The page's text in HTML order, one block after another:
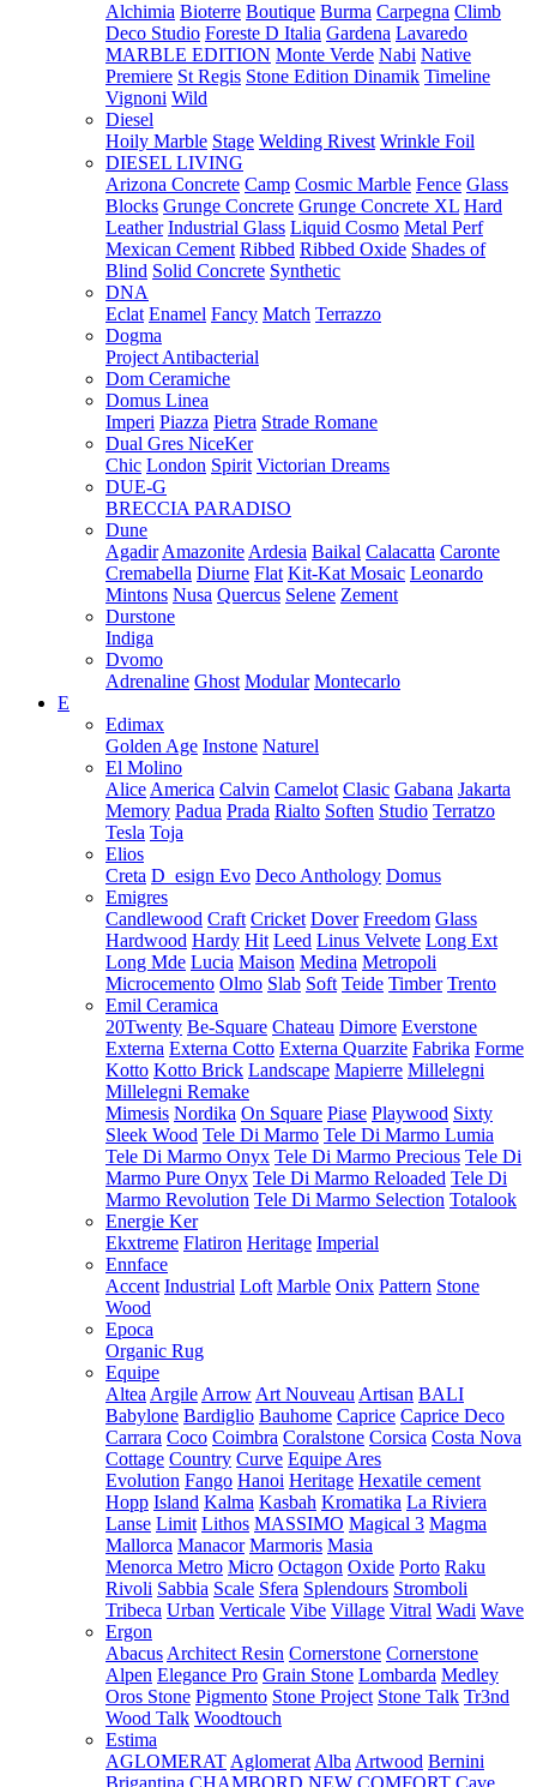
Alchimia Bioterre Boutique Burma Carpegna Climb
Deco Studio Foreste D Italia Gardena Lavaredo
MARBLE EDITION Monte Verde Nabi Native
Premiere St Regis Stone Edition Dinamik Timeline
Vignoni Wild
Diesel
Hoily Marble Stage Welding Rivest Wrinkle Foil
DIESEL LIVING
Arizona Concrete Camp Cosmic Marble Fence Glass
Blocks Grunge Concrete Grunge Concrete XL Hard
Leather Industrial Glass Liquid Cosmo Metal Perf
Mexican Cement Ribbed Ribbed Oxide Shades of
Blind Solid Concrete Synthetic
DNA
Eclat Enamel Fancy Match Terrazzo
Dogma
Project Antibacterial
Dom Ceramiche
Domus Linea
Imperi Piazza Pietra Strade Romane
Dual Gres NiceKer
Chic London Spirit Victorian Dreams
DUE-G
BRECCIA PARADISO
Dune
Agadir Amazonite Ardesia Baikal Calacatta Caronte
Cremabella Diurne Flat Kit-Kat Mosaic Leonardo
Mintons Nusa Quercus Selene Zement
Durstone
Indiga
Dvomo
Adrenaline Ghost Modular Montecarlo
E
Edimax
Golden Age Instone Naturel
El Molino
Alice America Calvin Camelot Clasic Gabana Jakarta
Memory Padua Prada Rialto Soften Studio Terratzo
Tesla Toja
Elios
Creta D_esign Evo Deco Anthology Domus
Emigres
Candlewood Craft Cricket Dover Freedom Glass
Hardwood Hardy Hit Leed Linus Velvete Long Ext
Long Mde Lucia Maison Medina Metropoli
Microcemento Olmo Slab Soft Teide Timber Trento
Emil Ceramica
20Twenty Be-Square Chateau Dimore Everstone
Externa Externa Cotto Externa Quarzite Fabrika Forme
Kotto Kotto Brick Landscape Mapierre Millelegni
Millelegni Remake
Mimesis Nordika On Square Piase Playwood Sixty
Sleek Wood Tele Di Marmo Tele Di Marmo Lumia
Tele Di Marmo Onyx Tele Di Marmo Precious Tele Di
Marmo Pure Onyx Tele Di Marmo Reloaded Tele Di
Marmo Revolution Tele Di Marmo Selection Totalook
Energie Ker
Ekxtreme Flatiron Heritage Imperial
Ennface
Accent Industrial Loft Marble Onix Pattern Stone
Wood
Epoca
Organic Rug
Equipe
Altea Argile Arrow Art Nouveau Artisan BALI
Babylone Bardiglio Bauhome Caprice Caprice Deco
Carrara Coco Coimbra Coralstone Corsica Costa Nova
Cottage Country Curve Equipe Ares
Evolution Fango Hanoi Heritage Hexatile cement
Hopp Island Kalma Kasbah Kromatika La Riviera
Lanse Limit Lithos MASSIMO Magical 3 Magma
Mallorca Manacor Marmoris Masia
Menorca Metro Micro Octagon Oxide Porto Raku
Rivoli Sabbia Scale Sfera Splendours Stromboli
Tribeca Urban Verticale Vibe Village Vitral Wadi Wave
Ergon
Abacus Architect Resin Cornerstone Cornerstone
Alpen Elegance Pro Grain Stone Lombarda Medley
Oros Stone Pigmento Stone Project Stone Talk Tr3nd
Wood Talk Woodtouch
Estima
AGLOMERAT Aglomerat Alba Artwood Bernini